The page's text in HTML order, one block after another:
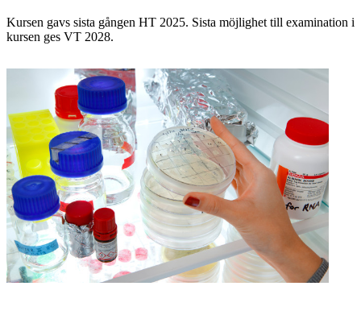
Kursen gavs sista gången HT 2025. Sista möjlighet till examination i
kursen ges VT 2028.